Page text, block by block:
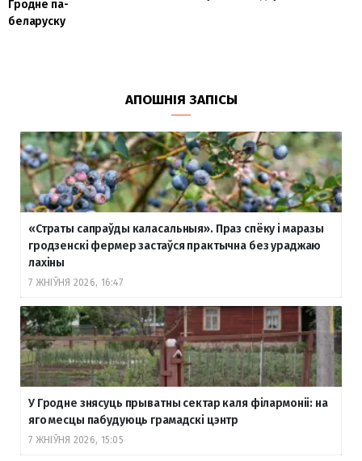
Гродне па-
беларуску
АПОШНІЯ ЗАПІСЫ
«Страты сапраўды каласальныя». Праз спёку і маразы
гродзенскі фермер застаўся практычна без ураджаю
лахіны
7 ЖНІЎНЯ 2026, 16:47
У Гродне знясуць прыватны сектар каля філармоніі: на
яго месцы пабудуюць грамадскі цэнтр
7 ЖНІЎНЯ 2026, 15:05